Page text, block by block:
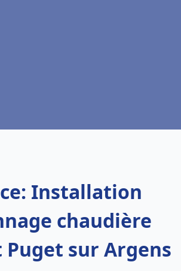
Installation
chaudière
Puget sur Argens